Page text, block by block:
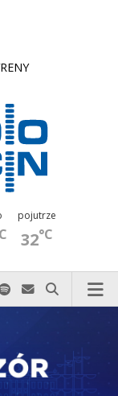
pojutrze
32°C
zadzwoń
u
na Xnas na Instagram-ie
nas na TikTok-u
Szukaj nas na Spotify
Wyślij do nas
Szukaj